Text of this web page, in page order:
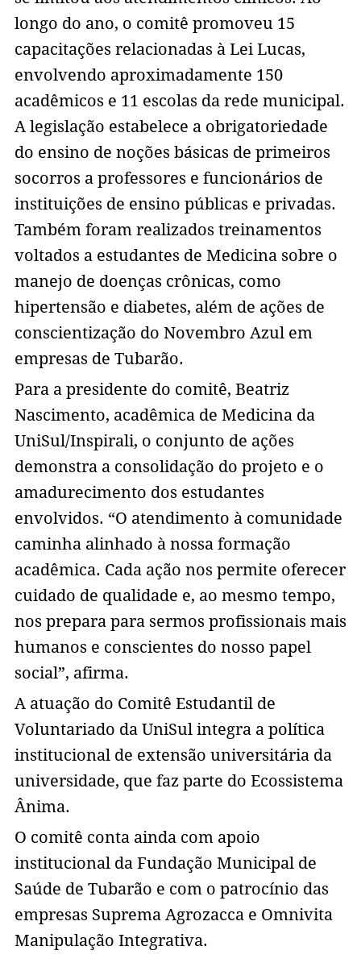
longo do ano, o comitê promoveu 15
capacitações relacionadas à Lei Lucas,
envolvendo aproximadamente 150
acadêmicos e 11 escolas da rede municipal.
A legislação estabelece a obrigatoriedade
do ensino de noções básicas de primeiros
socorros a professores e funcionários de
instituições de ensino públicas e privadas.
Também foram realizados treinamentos
voltados a estudantes de Medicina sobre o
manejo de doenças crônicas, como
hipertensão e diabetes, além de ações de
conscientização do Novembro Azul em
empresas de Tubarão.
Para a presidente do comitê, Beatriz
Nascimento, acadêmica de Medicina da
UniSul/Inspirali, o conjunto de ações
demonstra a consolidação do projeto e o
amadurecimento dos estudantes
envolvidos. “O atendimento à comunidade
caminha alinhado à nossa formação
acadêmica. Cada ação nos permite oferecer
cuidado de qualidade e, ao mesmo tempo,
nos prepara para sermos profissionais mais
humanos e conscientes do nosso papel
social”, afirma.
A atuação do Comitê Estudantil de
Voluntariado da UniSul integra a política
institucional de extensão universitária da
universidade, que faz parte do Ecossistema
Ânima.
O comitê conta ainda com apoio
institucional da Fundação Municipal de
Saúde de Tubarão e com o patrocínio das
empresas Suprema Agrozacca e Omnivita
Manipulação Integrativa.